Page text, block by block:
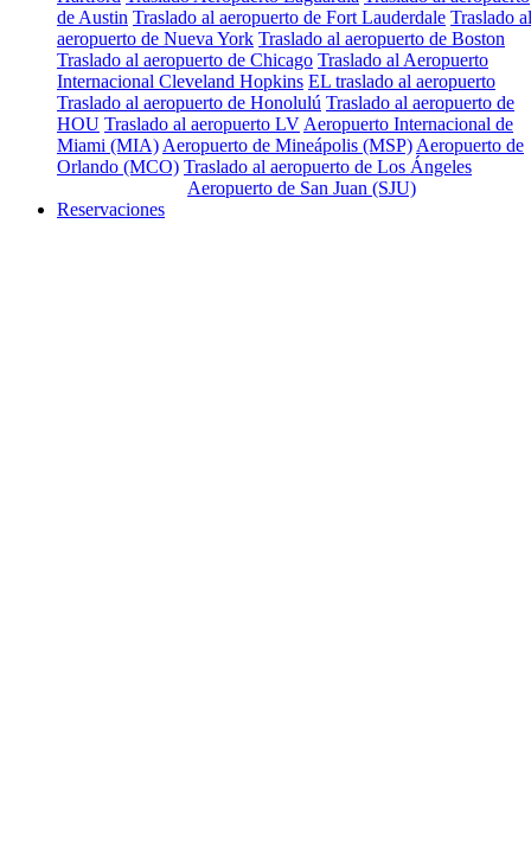
de Austin Traslado al aeropuerto de Fort Lauderdale Traslado al
aeropuerto de Nueva York Traslado al aeropuerto de Boston
Traslado al aeropuerto de Chicago Traslado al Aeropuerto
Internacional Cleveland Hopkins EL traslado al aeropuerto
Traslado al aeropuerto de Honolulú Traslado al aeropuerto de
HOU Traslado al aeropuerto LV Aeropuerto Internacional de
Miami (MIA) Aeropuerto de Mineápolis (MSP) Aeropuerto de
Orlando (MCO) Traslado al aeropuerto de Los Ángeles
Aeropuerto de San Juan (SJU)
Reservaciones